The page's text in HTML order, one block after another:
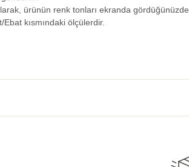
ürünün renk tonları ekranda
kısmındaki ölçülerdir.